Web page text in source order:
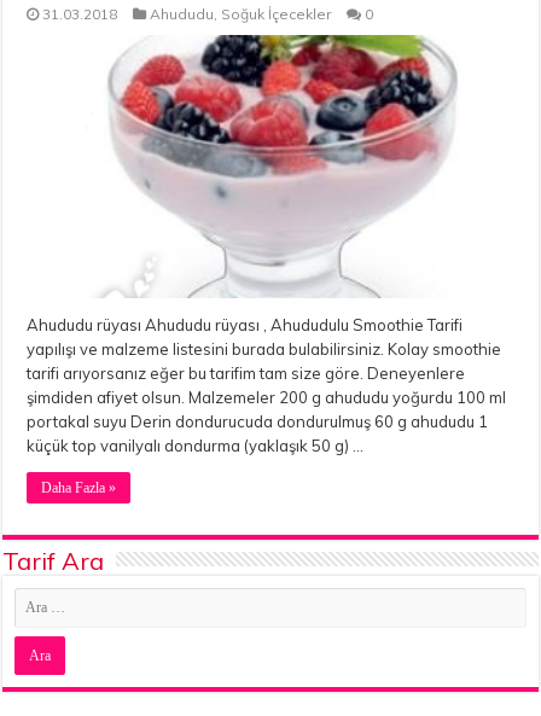
31.03.2018 Ahududu, Soğuk İçecekler 0
Ahududu rüyası Ahududu rüyası , Ahududulu Smoothie Tarifi
yapılışı ve malzeme listesini burada bulabilirsiniz. Kolay smoothie
tarifi arıyorsanız eğer bu tarifim tam size göre. Deneyenlere
şimdiden afiyet olsun. Malzemeler 200 g ahududu yoğurdu 100 ml
portakal suyu Derin dondurucuda dondurulmuş 60 g ahududu 1
küçük top vanilyalı dondurma (yaklaşık 50 g) …
Daha Fazla »
Tarif Ara